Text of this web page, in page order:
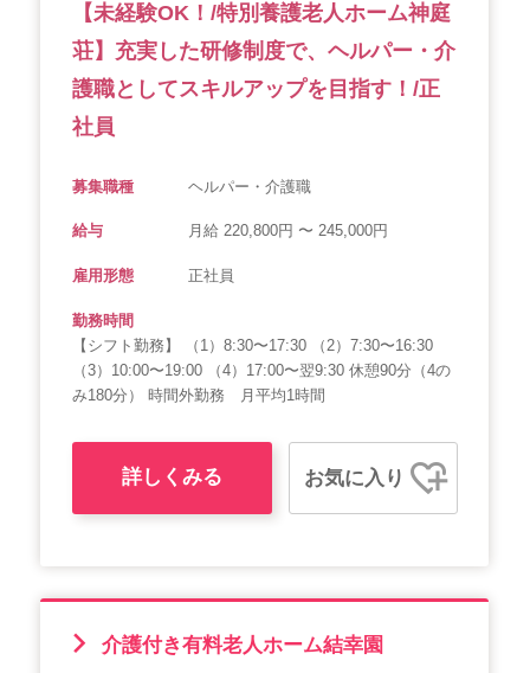
【未経験OK！/特別養護老人ホーム神庭
荘】充実した研修制度で、ヘルパー・介
護職としてスキルアップを目指す！/正
社員
募集職種 ヘルパー・介護職
給与 月給 220,800円 〜 245,000円
雇用形態 正社員
勤務時間
【シフト勤務】 （1）8:30〜17:30 （2）7:30〜16:30
（3）10:00〜19:00 （4）17:00〜翌9:30 休憩90分（4の
み180分） 時間外勤務 月平均1時間
詳しくみる お気に入り
介護付き有料老人ホーム結幸園